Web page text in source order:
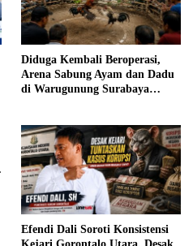
Diduga Kembali Beroperasi,
Arena Sabung Ayam dan Dadu
di Warugunung Surabaya
Efendi Dali Soroti Konsistensi